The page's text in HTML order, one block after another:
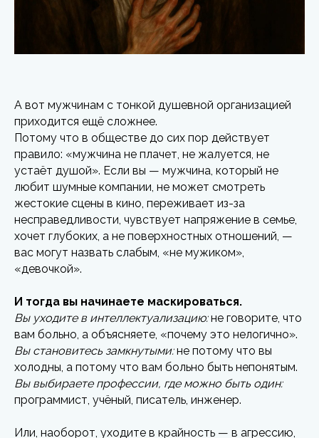
А вот мужчинам с тонкой душевной организацией
приходится ещё сложнее.
Потому что в обществе до сих пор действует
правило: «мужчина не плачет, не жалуется, не
устаёт душой». Если вы — мужчина, который не
любит шумные компании, не может смотреть
жестокие сцены в кино, переживает из-за
несправедливости, чувствует напряжение в семье,
хочет глубоких, а не поверхностных отношений, —
вас могут назвать слабым, «не мужиком»,
«девочкой».
И тогда вы начинаете маскироваться.
Вы уходите в интеллектуализацию:не говорите, что
вам больно, а объясняете, «почему это нелогично».
Вы становитесь замкнутыми:не потому что вы
холодны, а потому что вам больно быть непонятым.
Вы выбираете профессии, где можно быть один:
программист, учёный, писатель, инженер.
Или, наоборот, уходите в крайность — в агрессию,